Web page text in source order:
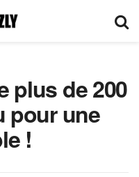
plus de 200
pour une
!